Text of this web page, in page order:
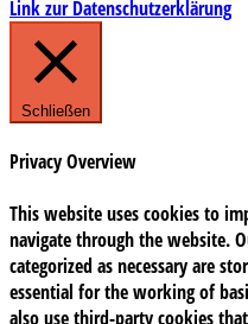
Link zur Datenschutzerklärung
Schließen
Privacy Overview
This website uses cookies to
navigate through the website.
categorized as necessary are
essential for the working of
also use third-party cookies